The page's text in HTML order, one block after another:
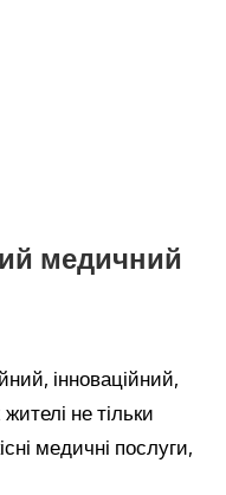
медичний
інноваційний,
не тільки
медичні послуги,